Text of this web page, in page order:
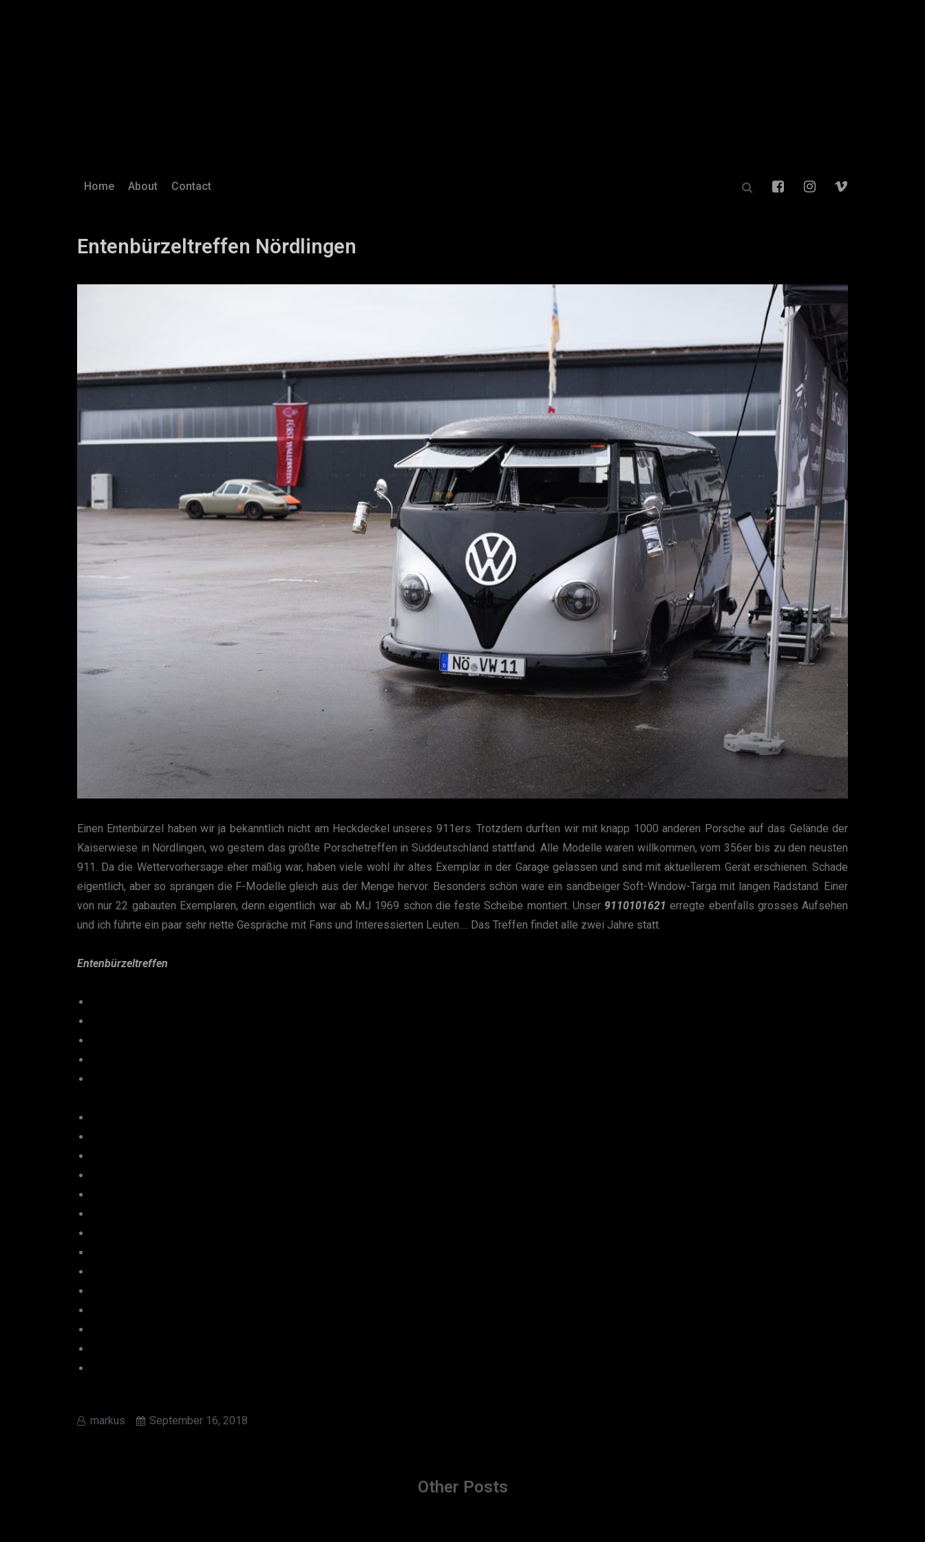
Home About Contact
Entenbürzeltreffen Nördlingen
Einen Entenbürzel haben wir ja bekanntlich nicht am Heckdeckel unseres 911ers. Trotzdem durften wir mit knapp 1000 anderen Porsche auf das Gelände der
Kaiserwiese in Nördlingen, wo gestern das größte Porschetreffen in Süddeutschland stattfand. Alle Modelle waren willkommen, vom 356er bis zu den neusten
911. Da die Wettervorhersage eher mäßig war, haben viele wohl ihr altes Exemplar in der Garage gelassen und sind mit aktuellerem Gerät erschienen. Schade
eigentlich, aber so sprangen die F-Modelle gleich aus der Menge hervor. Besonders schön ware ein sandbeiger Soft-Window-Targa mit langen Radstand. Einer
von nur 22 gabauten Exemplaren, denn eigentlich war ab MJ 1969 schon die feste Scheibe montiert. Unser 9110101621erregte ebenfalls grosses Aufsehen
und ich führte ein paar sehr nette Gespräche mit Fans und Interessierten Leuten…. Das Treffen findet alle zwei Jahre statt.
Entenbürzeltreffen
markus September 16, 2018
Other Posts